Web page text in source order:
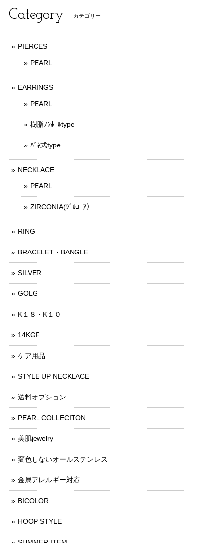
Category カテゴリー
PIERCES
PEARL
EARRINGS
PEARL
樹脂ﾉﾝﾎｰﾙtype
ﾊﾞﾈ式type
NECKLACE
PEARL
ZIRCONIA(ｼﾞﾙｺﾆｱ）
RING
BRACELET・BANGLE
SILVER
GOLG
K１８・K１０
14KGF
ケア用品
STYLE UP NECKLACE
送料オプション
PEARL COLLECITON
美肌jewelry
変色しないオールステンレス
金属アレルギー対応
BICOLOR
HOOP STYLE